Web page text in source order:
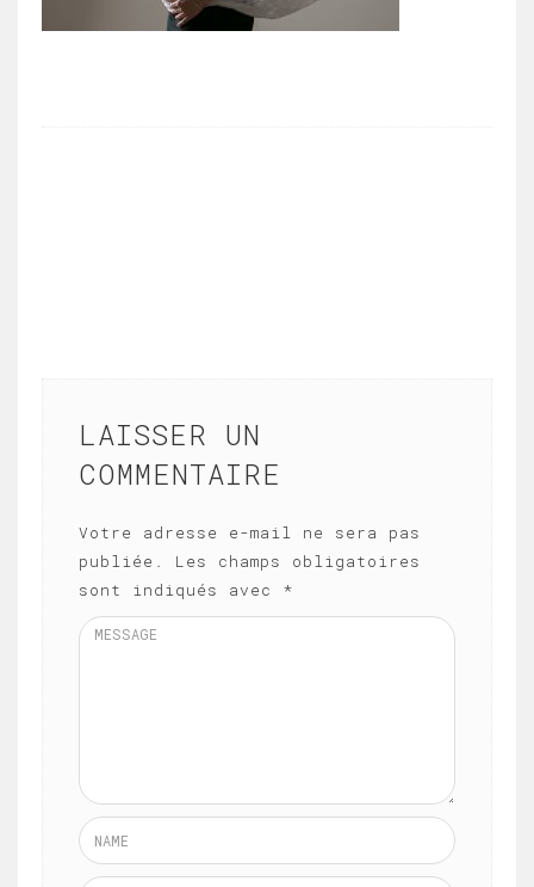
LAISSER UN
COMMENTAIRE
Votre adresse e-mail ne sera pas
publiée.
Les champs obligatoires
sont indiqués avec *